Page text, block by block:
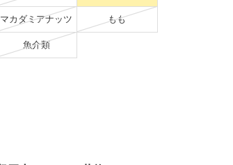
マカダミアナッツ もも
魚介類